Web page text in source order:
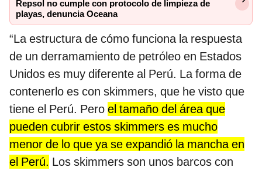
Repsol no cumple con protocolo de limpieza de
playas, denuncia Oceana
“La estructura de cómo funciona la respuesta
de un derramamiento de petróleo en Estados
Unidos es muy diferente al Perú. La forma de
contenerlo es con skimmers, que he visto que
tiene el Perú. Pero el tamaño del área que
pueden cubrir estos skimmers es mucho
menor de lo que ya se expandió la mancha en
el Perú. Los skimmers son unos barcos con